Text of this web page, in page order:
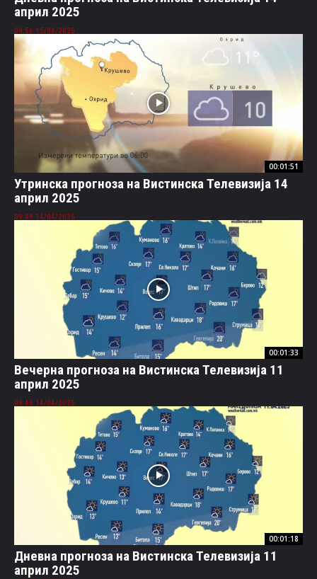
април 2025
15/04/2025 09:56
00:01:51
Утринска прогноза на Вистинска Телевизија 14
април 2025
14/04/2025 09:49
00:01:33
Вечерна прогноза на Вистинска Телевизија 11
април 2025
14/04/2025 09:43
00:01:18
Дневна прогноза на Вистинска Телевизија 11
април 2025